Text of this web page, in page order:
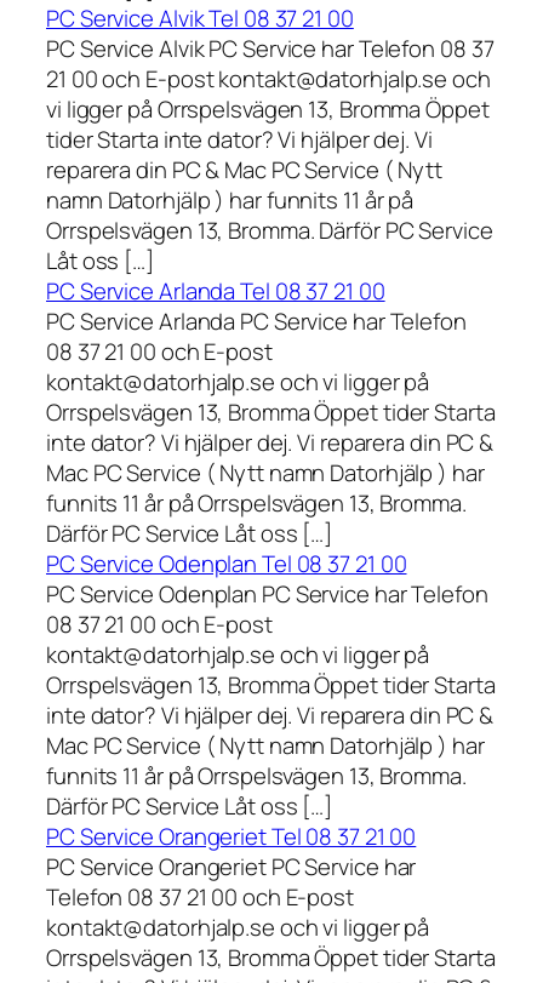
PC Service Alvik Tel 08 37 21 00
PC Service Alvik PC Service har Telefon 08 37
21 00 och E-post kontakt@datorhjalp.se och
vi ligger på Orrspelsvägen 13, Bromma Öppet
tider Starta inte dator? Vi hjälper dej. Vi
reparera din PC & Mac PC Service ( Nytt
namn Datorhjälp ) har funnits 11 år på
Orrspelsvägen 13, Bromma. Därför PC Service
Låt oss […]
PC Service Arlanda Tel 08 37 21 00
PC Service Arlanda PC Service har Telefon
08 37 21 00 och E-post
kontakt@datorhjalp.se och vi ligger på
Orrspelsvägen 13, Bromma Öppet tider Starta
inte dator? Vi hjälper dej. Vi reparera din PC &
Mac PC Service ( Nytt namn Datorhjälp ) har
funnits 11 år på Orrspelsvägen 13, Bromma.
Därför PC Service Låt oss […]
PC Service Odenplan Tel 08 37 21 00
PC Service Odenplan PC Service har Telefon
08 37 21 00 och E-post
kontakt@datorhjalp.se och vi ligger på
Orrspelsvägen 13, Bromma Öppet tider Starta
inte dator? Vi hjälper dej. Vi reparera din PC &
Mac PC Service ( Nytt namn Datorhjälp ) har
funnits 11 år på Orrspelsvägen 13, Bromma.
Därför PC Service Låt oss […]
PC Service Orangeriet Tel 08 37 21 00
PC Service Orangeriet PC Service har
Telefon 08 37 21 00 och E-post
kontakt@datorhjalp.se och vi ligger på
Orrspelsvägen 13, Bromma Öppet tider Starta